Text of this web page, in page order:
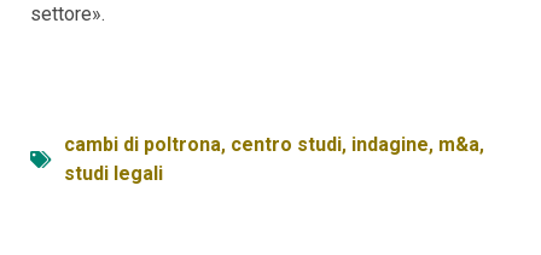
settore».
cambi di poltrona, centro studi, indagine, m&a,
studi legali